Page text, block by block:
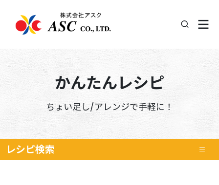
かんたんレシピ
ちょい足し/アレンジで手軽に！
レシピ検索